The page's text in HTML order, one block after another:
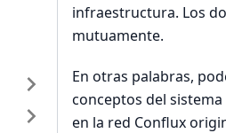
infraestructura. Los
mutuamente.
En otras palabras,
conceptos del
en la red Conflux